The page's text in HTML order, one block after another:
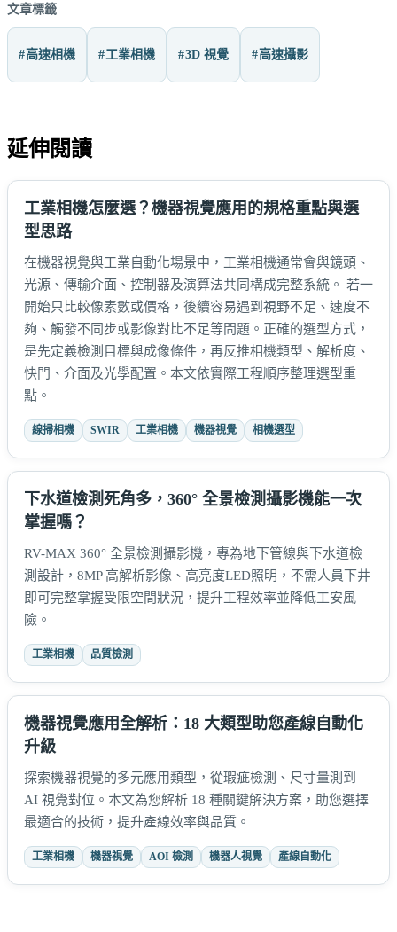
文章標籤
高速相機 工業相機 3D 視覺 高速攝影
延伸閱讀
工業相機怎麼選？機器視覺應用的規格重點與選
型思路
在機器視覺與工業自動化場景中，工業相機通常會與鏡頭、
光源、傳輸介面、控制器及演算法共同構成完整系統。 若一
開始只比較像素數或價格，後續容易遇到視野不足、速度不
夠、觸發不同步或影像對比不足等問題。正確的選型方式，
是先定義檢測目標與成像條件，再反推相機類型、解析度、
快門、介面及光學配置。本文依實際工程順序整理選型重
點。
線掃相機 SWIR 工業相機 機器視覺 相機選型
下水道檢測死角多，360° 全景檢測攝影機能一次
掌握嗎？
RV-MAX 360° 全景檢測攝影機，專為地下管線與下水道檢
測設計，8MP 高解析影像、高亮度LED照明，不需人員下井
即可完整掌握受限空間狀況，提升工程效率並降低工安風
險。
工業相機 品質檢測
機器視覺應用全解析：18 大類型助您產線自動化
升級
探索機器視覺的多元應用類型，從瑕疵檢測、尺寸量測到
AI 視覺對位。本文為您解析 18 種關鍵解決方案，助您選擇
最適合的技術，提升產線效率與品質。
工業相機 機器視覺 AOI 檢測 機器人視覺 產線自動化